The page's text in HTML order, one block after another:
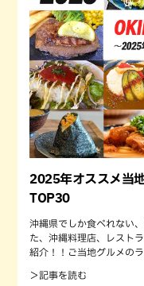
2025年オススメ当
TOP30
沖縄県でしか食べれない
た、沖縄料理店、レスト
紹介！！ご当地グルメの
＞記事を読む